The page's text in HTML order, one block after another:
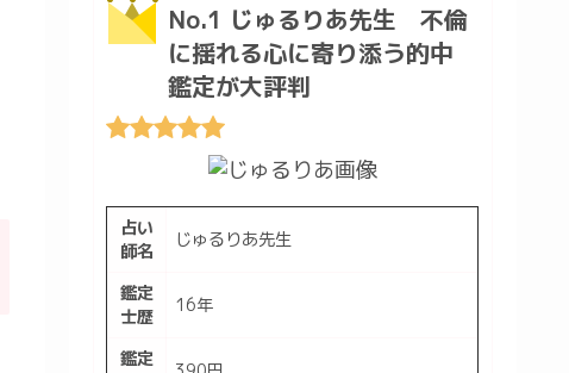
No.1 じゅるりあ先生 不倫
に揺れる心に寄り添う的中
鑑定が大評判
占い
師名
じゅるりあ先生
鑑定
士歴
16年
鑑定